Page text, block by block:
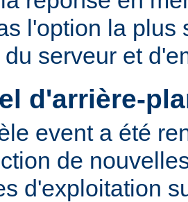
l'option la plus
serveur et
d'arrière-
event a été
de
d'exploitation